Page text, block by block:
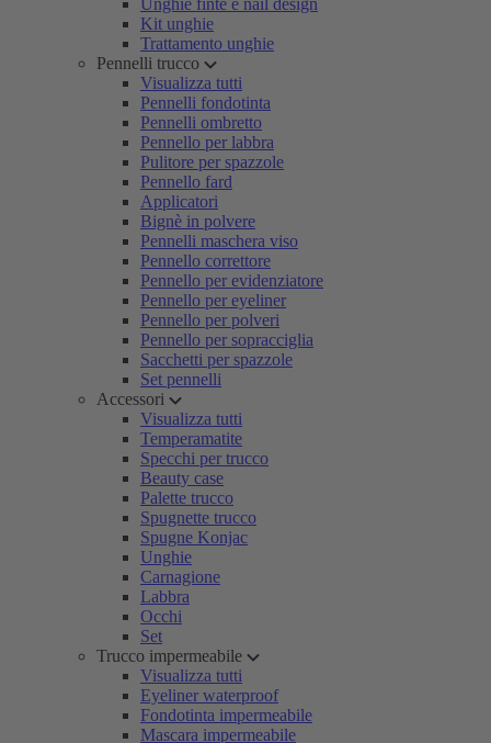
Unghie finte e nail design
Kit unghie
Trattamento unghie
Pennelli trucco
Visualizza tutti
Pennelli fondotinta
Pennelli ombretto
Pennello per labbra
Pulitore per spazzole
Pennello fard
Applicatori
Bignè in polvere
Pennelli maschera viso
Pennello correttore
Pennello per evidenziatore
Pennello per eyeliner
Pennello per polveri
Pennello per sopracciglia
Sacchetti per spazzole
Set pennelli
Accessori
Visualizza tutti
Temperamatite
Specchi per trucco
Beauty case
Palette trucco
Spugnette trucco
Spugne Konjac
Unghie
Carnagione
Labbra
Occhi
Set
Trucco impermeabile
Visualizza tutti
Eyeliner waterproof
Fondotinta impermeabile
Mascara impermeabile